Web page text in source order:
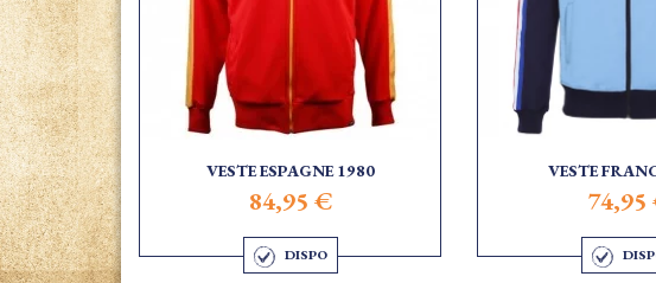
VESTE ESPAGNE 1980
84,95 €
DISPO
VESTE
74,95